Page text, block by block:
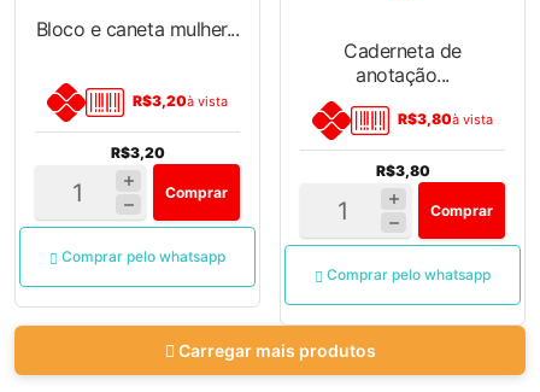
Bloco e caneta mulher...
R$3,20à vista
R$3,20
Comprar
Comprar pelo whatsapp
Caderneta de
anotação...
R$3,80à vista
R$3,80
Comprar
Comprar pelo whatsapp
Carregar mais produtos